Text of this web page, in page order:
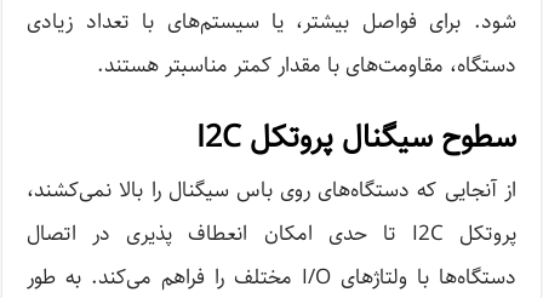
شود. برای فواصل بیشتر، یا سیستم‌های با تعداد زیادی
دستگاه، مقاومت‌های با مقدار کمتر مناسبتر هستند.
سطوح سیگنال پروتکل I2C
از آنجایی که دستگاه‌های روی باس سیگنال را بالا نمی‌کشند،
پروتکل I2C تا حدی امکان انعطاف پذیری در اتصال
دستگاه‌ها با ولتاژهای I/O مختلف را فراهم می‌کند. به طور